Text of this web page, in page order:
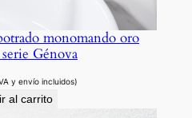
monomando oro
Génova
y envío incluidos)
al carrito